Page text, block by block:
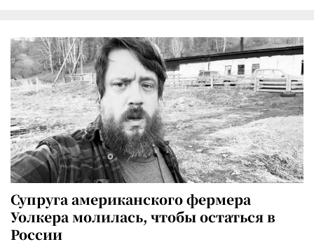
Супруга американского фермера
Уолкера молилась, чтобы остаться в
России